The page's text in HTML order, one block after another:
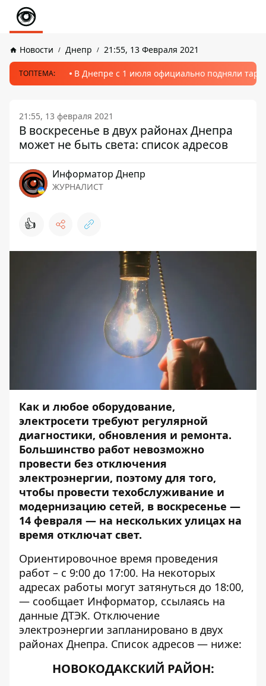
Новости Днепр 21:55, 13 Февраля 2021
ТОПТЕМА: В Днепре с 1 июля официально подняли
21:55, 13 февраля 2021
В воскресенье в двух районах Днепра
может не быть света: список адресов
Информатор Днепр
ЖУРНАЛИСТ
👍
Как и любое оборудование,
электросети требуют регулярной
диагностики, обновления и ремонта.
Большинство работ невозможно
провести без отключения
электроэнергии, поэтому для того,
чтобы провести техобслуживание и
модернизацию сетей, в воскресенье —
14 февраля — на нескольких улицах на
время отключат свет.
Ориентировочное время проведения
работ – с 9:00 до 17:00. На некоторых
адресах работы могут затянуться до 18:00,
— сообщает Информатор, ссылаясь на
данные ДТЭК. Отключение
электроэнергии запланировано в двух
районах Днепра. Список адресов — ниже:
НОВОКОДАКСКИЙ РАЙОН: